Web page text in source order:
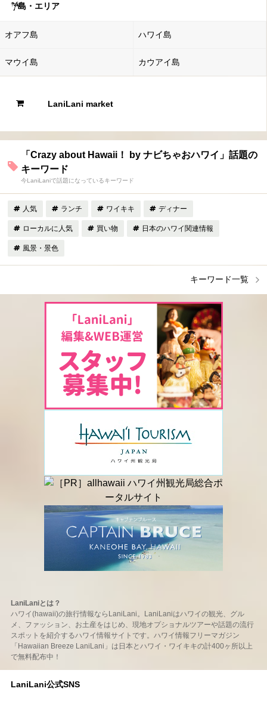
島・エリア
オアフ島 ハワイ島
マウイ島 カウアイ島
LaniLani market
「Crazy about Hawaii！ by ナビちゃおハワイ」話題の
キーワード
今LaniLaniで話題になっているキーワード
人気 ランチ ワイキキ ディナー
ローカルに人気 買い物 日本のハワイ関連情報
風景・景色
キーワード一覧
LaniLaniとは？
ハワイ(hawaii)の旅行情報ならLaniLani。LaniLaniはハワイの観光、グル
メ、ファッション、お土産をはじめ、現地オプショナルツアーや話題の流行
スポットを紹介するハワイ情報サイトです。ハワイ情報フリーマガジン
「Hawaiian Breeze LaniLani」は日本とハワイ・ワイキキの計400ヶ所以上
で無料配布中！
LaniLani公式SNS